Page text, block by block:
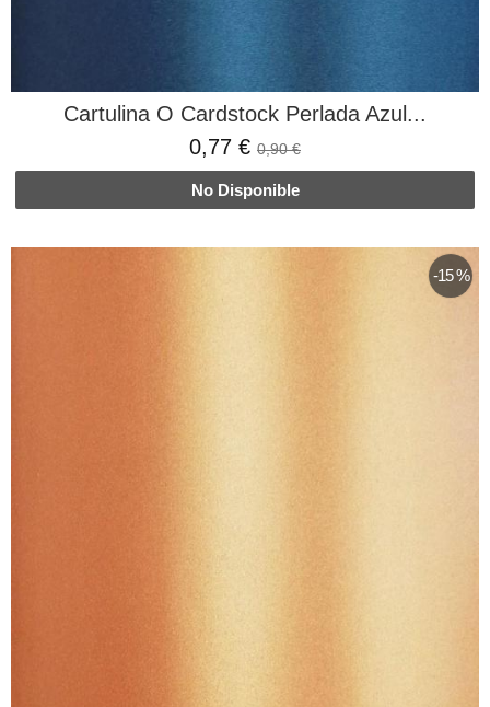
Cartulina O Cardstock Perlada Azul...
0,77 € 0,90 €
No Disponible
-15 %